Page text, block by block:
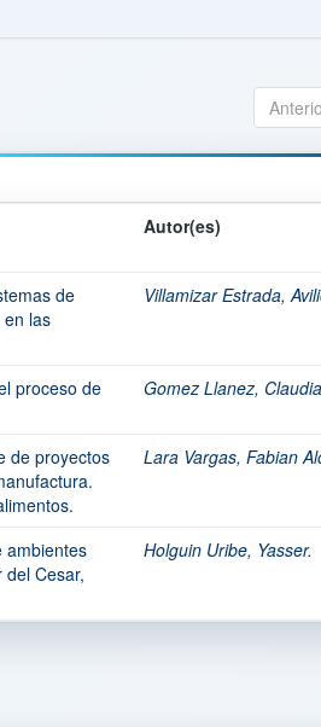
Autor(es)
de
las
Villamizar Estrada,
proceso de
Gomez Llanez,
de proyectos
Lara Vargas, Fabian
ambientes
Cesar,
Holguin Uribe, Yasser.